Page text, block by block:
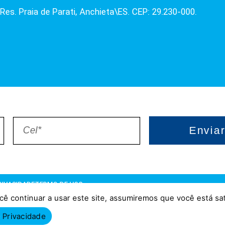
Praia de Parati, Anchieta\ES. CEP: 29.230-000.
Enviar
TERMO DE USO
Kriativuz e Philadelphia = Hospedado em
continuar a usar este site, assumiremos que você está